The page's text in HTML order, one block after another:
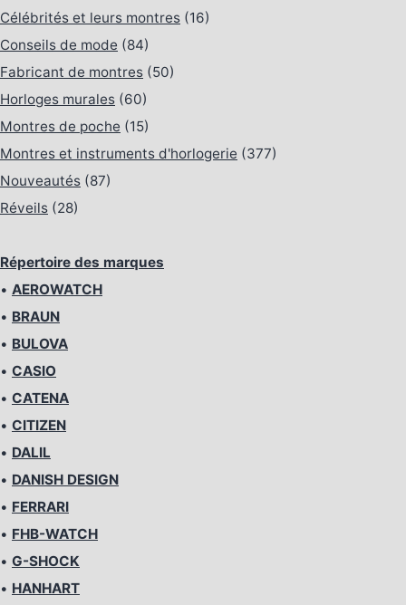
Célébrités et leurs montres (16)
Conseils de mode (84)
Fabricant de montres (50)
Horloges murales (60)
Montres de poche (15)
Montres et instruments d'horlogerie (377)
Nouveautés (87)
Réveils (28)
Répertoire des marques
• AEROWATCH
• BRAUN
• BULOVA
• CASIO
• CATENA
• CITIZEN
• DALIL
• DANISH DESIGN
• FERRARI
• FHB-WATCH
• G-SHOCK
• HANHART